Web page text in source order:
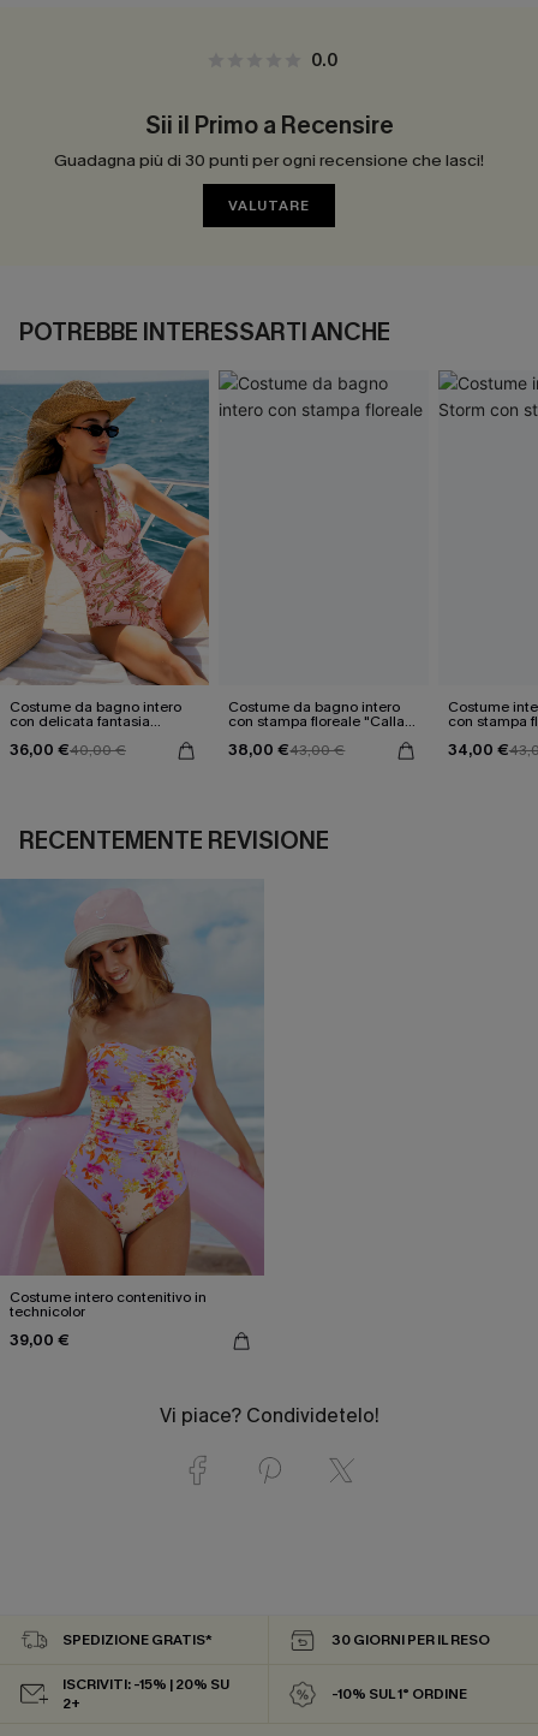
0.0
Sii il Primo a Recensire
Guadagna più di 30 punti per ogni recensione che lasci!
VALUTARE
POTREBBE INTERESSARTI ANCHE
Costume da bagno intero
con delicata fantasia
36,00 €40,00 €
Costume da bagno intero
con stampa floreale "Calla il
38,00 €43,00 €
Costume
con stampa
34,00 €
RECENTEMENTE REVISIONE
Costume intero contenitivo in
technicolor
39,00 €
Vi piace? Condividetelo!
SPEDIZIONE GRATIS* 30 GIORNI PER IL RESO
ISCRIVITI: -15% | 20% SU
2+
-10% SUL 1° ORDINE